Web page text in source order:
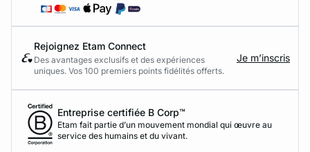
Rejoignez Etam Connect
Des avantages exclusifs et des expériences
uniques. Vos 100 premiers points fidélités offerts.
Je m’inscris
Entreprise certifiée B Corp™
Etam fait partie d’un mouvement mondial qui œuvre au
service des humains et du vivant.